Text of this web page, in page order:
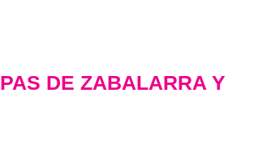
DE ZABALARRA Y